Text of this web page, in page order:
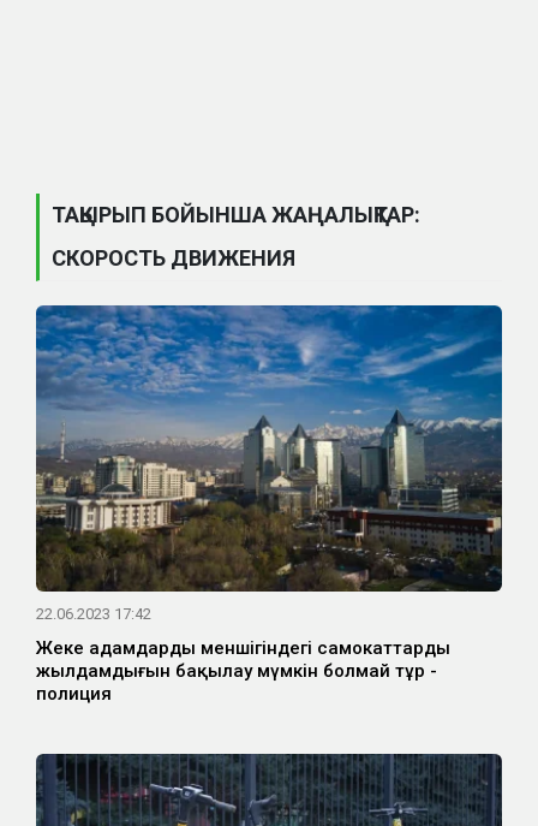
ТАҚЫРЫП БОЙЫНША ЖАҢАЛЫҚТАР:
СКОРОСТЬ ДВИЖЕНИЯ
22.06.2023 17:42
Жеке адамдардың меншігіндегі самокаттардың
жылдамдығын бақылау мүмкін болмай тұр -
полиция